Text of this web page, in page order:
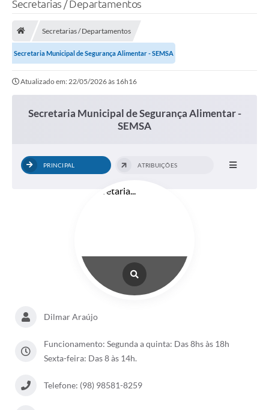
Secretarias / Departamentos
Secretarias / Departamentos
Secretaria Municipal de Segurança Alimentar - SEMSA
Atualizado em: 22/05/2026 às 16h16
Secretaria Municipal de Segurança Alimentar -
SEMSA
PRINCIPAL ATRIBUIÇÕES
Dilmar Araújo
Funcionamento: Segunda a quinta: Das 8hs às 18h
Sexta-feira: Das 8 às 14h.
Telefone: (98) 98581-8259